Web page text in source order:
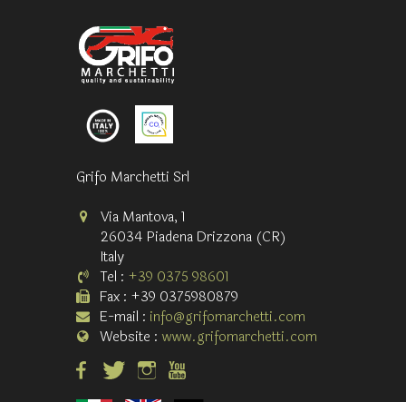
Grifo Marchetti Srl
Via Mantova, 1
26034 Piadena Drizzona (CR)
Italy
Tel : +39 0375 98601
Fax : +39 0375980879
E-mail : info@grifomarchetti.com
Website : www.grifomarchetti.com